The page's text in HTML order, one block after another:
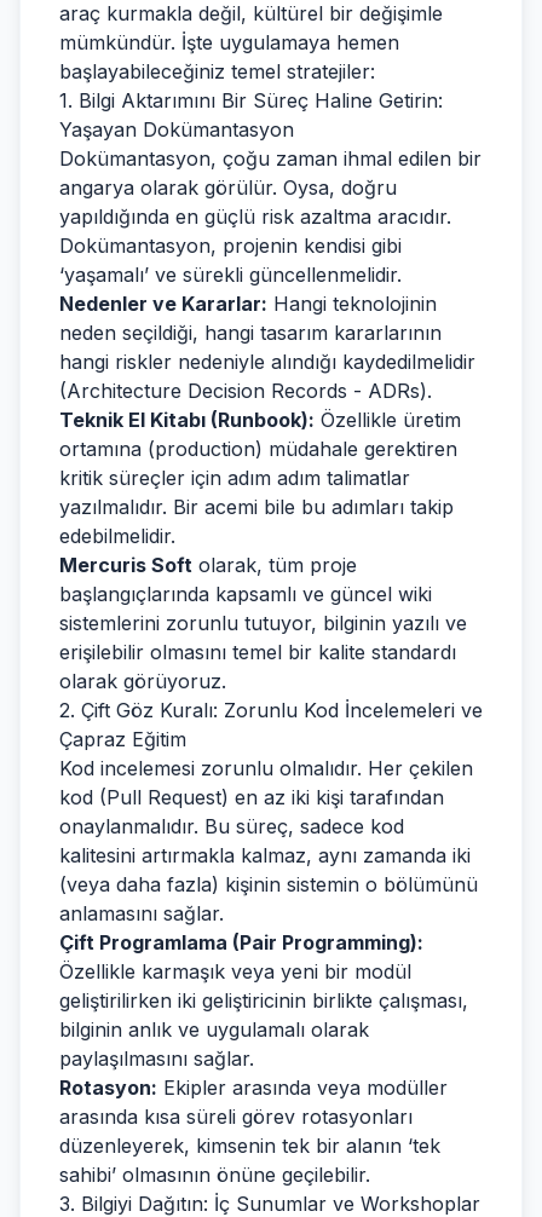
araç kurmakla değil, kültürel bir değişimle
mümkündür. İşte uygulamaya hemen
başlayabileceğiniz temel stratejiler:
1. Bilgi Aktarımını Bir Süreç Haline Getirin:
Yaşayan Dokümantasyon
Dokümantasyon, çoğu zaman ihmal edilen bir
angarya olarak görülür. Oysa, doğru
yapıldığında en güçlü risk azaltma aracıdır.
Dokümantasyon, projenin kendisi gibi
‘yaşamalı’ ve sürekli güncellenmelidir.
Nedenler ve Kararlar: Hangi teknolojinin
neden seçildiği, hangi tasarım kararlarının
hangi riskler nedeniyle alındığı kaydedilmelidir
(Architecture Decision Records - ADRs).
Teknik El Kitabı (Runbook): Özellikle üretim
ortamına (production) müdahale gerektiren
kritik süreçler için adım adım talimatlar
yazılmalıdır. Bir acemi bile bu adımları takip
edebilmelidir.
Mercuris Soft olarak, tüm proje
başlangıçlarında kapsamlı ve güncel wiki
sistemlerini zorunlu tutuyor, bilginin yazılı ve
erişilebilir olmasını temel bir kalite standardı
olarak görüyoruz.
2. Çift Göz Kuralı: Zorunlu Kod İncelemeleri ve
Çapraz Eğitim
Kod incelemesi zorunlu olmalıdır. Her çekilen
kod (Pull Request) en az iki kişi tarafından
onaylanmalıdır. Bu süreç, sadece kod
kalitesini artırmakla kalmaz, aynı zamanda iki
(veya daha fazla) kişinin sistemin o bölümünü
anlamasını sağlar.
Çift Programlama (Pair Programming):
Özellikle karmaşık veya yeni bir modül
geliştirilirken iki geliştiricinin birlikte çalışması,
bilginin anlık ve uygulamalı olarak
paylaşılmasını sağlar.
Rotasyon: Ekipler arasında veya modüller
arasında kısa süreli görev rotasyonları
düzenleyerek, kimsenin tek bir alanın ‘tek
sahibi’ olmasının önüne geçilebilir.
3. Bilgiyi Dağıtın: İç Sunumlar ve Workshoplar